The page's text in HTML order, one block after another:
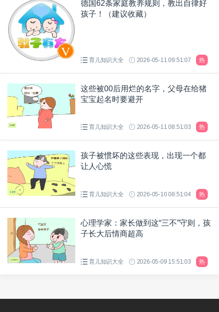
德国62条家庭教养规则，教出自律好
孩子！（建议收藏）
育儿知识大全 2026-05-11 09:51:07 热
这些被00后用烂的名字，父母在给猪
宝宝起名时要避开
育儿知识大全 2026-05-11 08:51:03 热
孩子被惯坏的这些表现，出现一个都
让人心慌
育儿知识大全 2026-05-10 08:51:04 热
心理学家：家长做到这“三不”守则，孩
子长大后情商超高
育儿知识大全 2026-05-09 15:51:03 热